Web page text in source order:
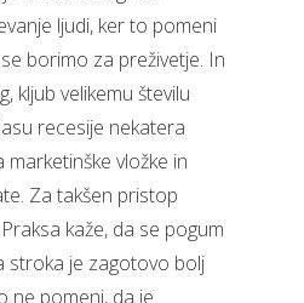
ljudi, ker to pomeni
borimo za preživetje. In
kljub velikemu številu
recesije nekatera
vložke in
Za takšen pristop
kaže, da se pogum
stroka je zagotovo bolj
ne pomeni, da je